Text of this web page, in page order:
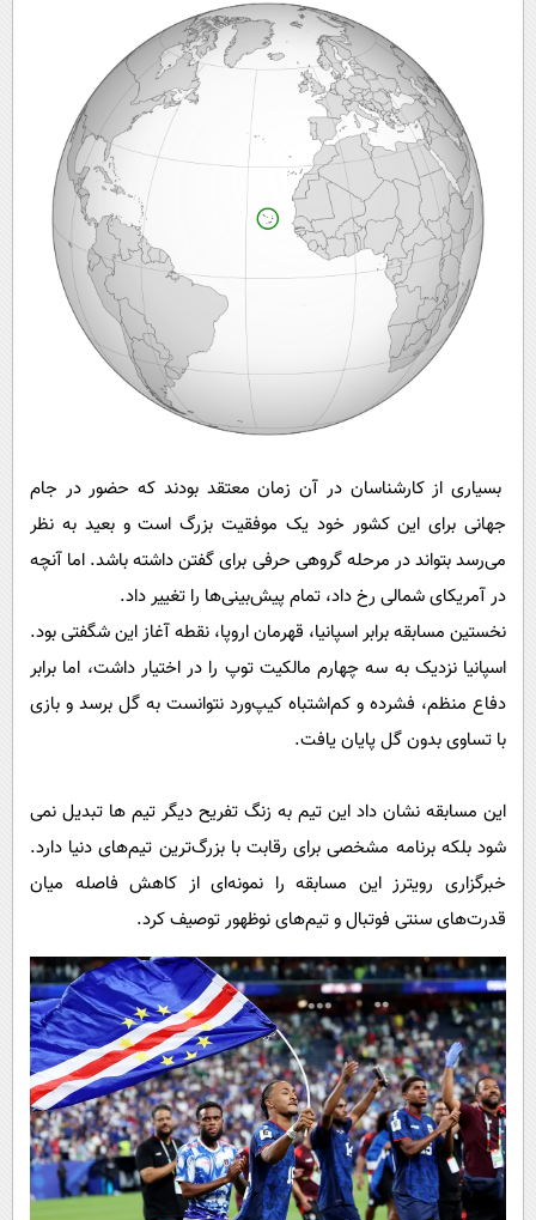
بسیاری از کارشناسان در آن زمان معتقد بودند که حضور در جام
جهانی برای این کشور خود یک موفقیت بزرگ است و بعید به نظر
می‌رسد بتواند در مرحله گروهی حرفی برای گفتن داشته باشد. اما آنچه
در آمریکای شمالی رخ داد، تمام پیش‌بینی‌ها را تغییر داد.
نخستین مسابقه برابر اسپانیا، قهرمان اروپا، نقطه آغاز این شگفتی بود.
اسپانیا نزدیک به سه چهارم مالکیت توپ را در اختیار داشت، اما برابر
دفاع منظم، فشرده و کم‌اشتباه کیپ‌ورد نتوانست به گل برسد و بازی
با تساوی بدون گل پایان یافت.
این مسابقه نشان داد این تیم به زنگ تفریح دیگر تیم ها تبدیل نمی
شود بلکه برنامه مشخصی برای رقابت با بزرگ‌ترین تیم‌های دنیا دارد.
خبرگزاری رویترز این مسابقه را نمونه‌ای از کاهش فاصله میان
قدرت‌های سنتی فوتبال و تیم‌های نوظهور توصیف کرد.